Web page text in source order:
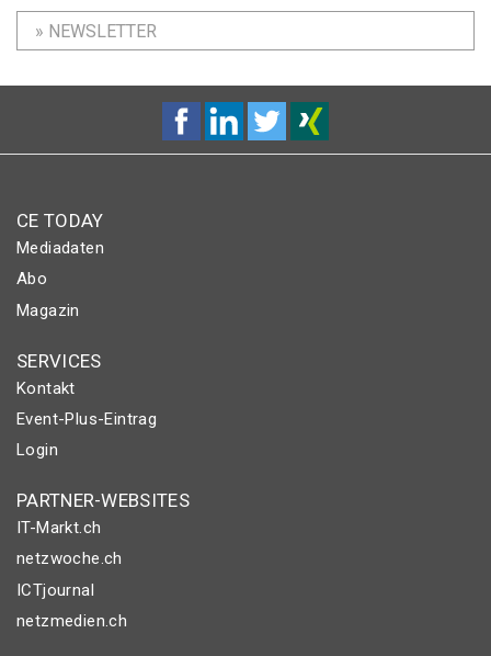
» NEWSLETTER
CE TODAY
Mediadaten
Abo
Magazin
SERVICES
Kontakt
Event-Plus-Eintrag
Login
PARTNER-WEBSITES
IT-Markt.ch
netzwoche.ch
ICTjournal
netzmedien.ch